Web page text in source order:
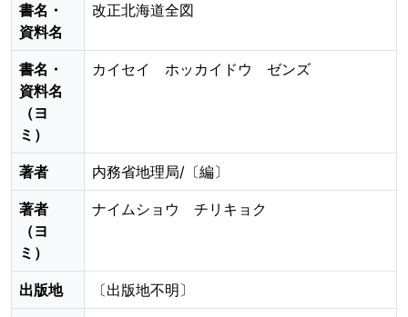
書名・
資料名
改正北海道全図
書名・
資料名
（ヨ
ミ）
カイセイ ホッカイドウ ゼンズ
著者 内務省地理局/〔編〕
著者
（ヨ
ミ）
ナイムショウ チリキョク
出版地 〔出版地不明〕